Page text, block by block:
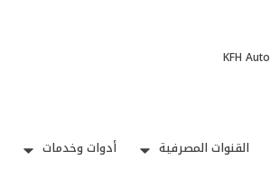
KFH Auto
القنوات المصرفية أدوات وخدمات